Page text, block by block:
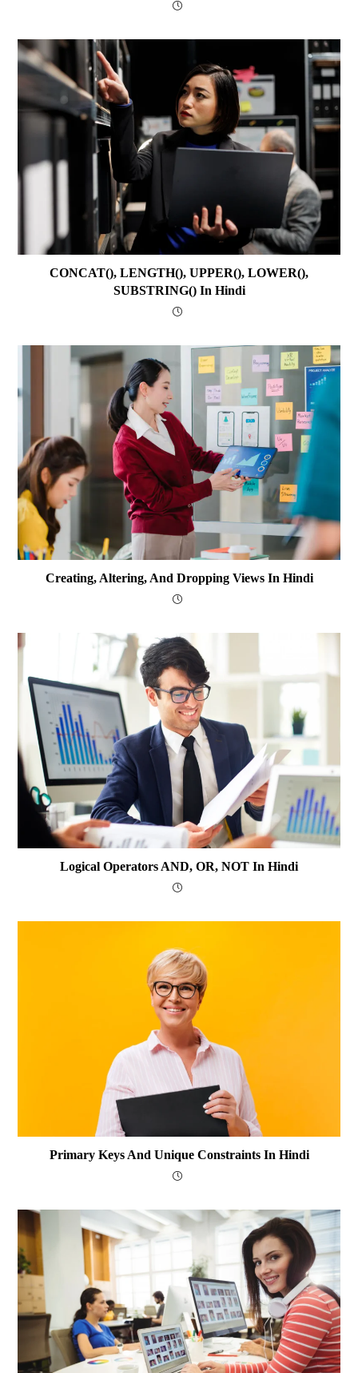
CONCAT(), LENGTH(), UPPER(), LOWER(),
SUBSTRING() In Hindi
Creating, Altering, And Dropping Views In Hindi
Logical Operators AND, OR, NOT In Hindi
Primary Keys And Unique Constraints In Hindi